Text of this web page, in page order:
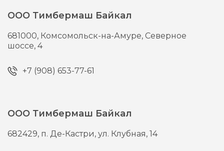
ООО Тимбермаш Байкал
681000, Комсомольск-на-Амуре, Северное
шоссе, 4
+7 (908) 653-77-61
ООО Тимбермаш Байкал
682429, п. Де-Кастри,ул. Клубная, 14